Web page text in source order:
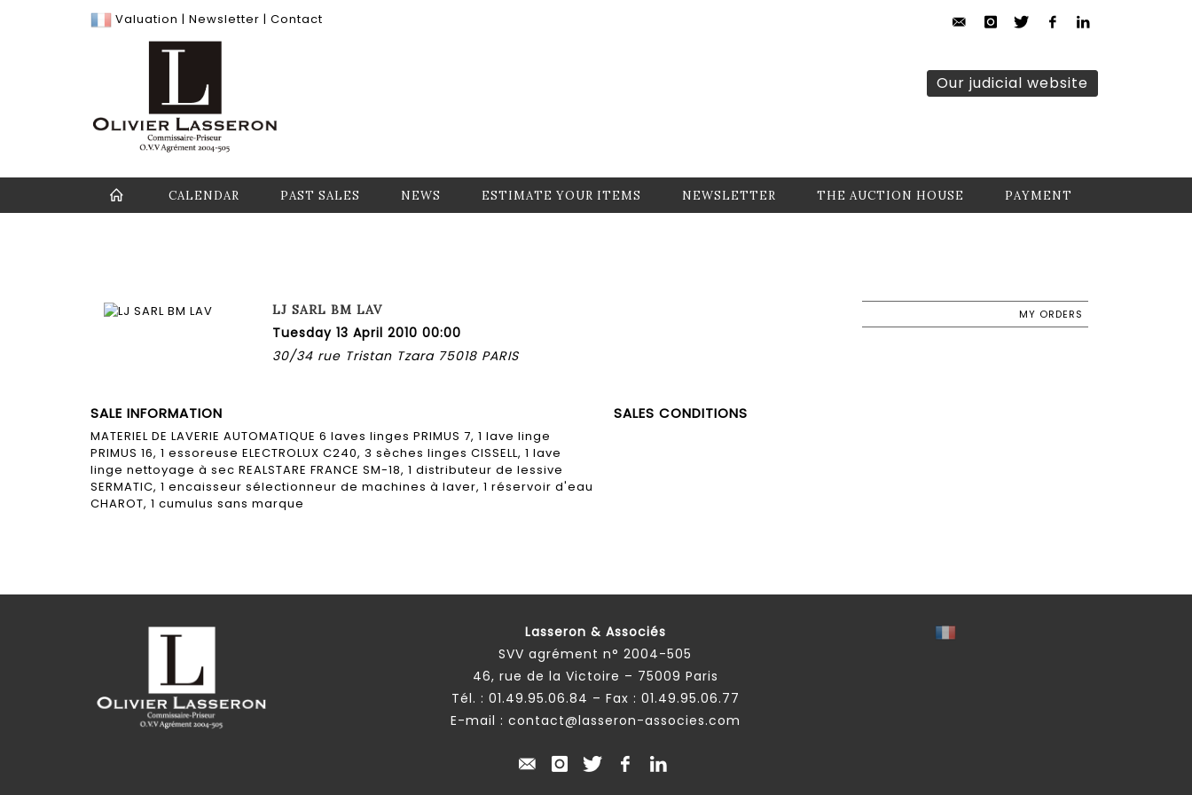
Valuation | Newsletter | Contact
Our judicial website
CALENDAR PAST SALES NEWS ESTIMATE YOUR ITEMS NEWSLETTER THE AUCTION HOUSE PAYMENT
LJ SARL BM LAV
Tuesday 13 April 2010 00:00
30/34 rue Tristan Tzara 75018 PARIS
MY ORDERS
SALE INFORMATION
MATERIEL DE LAVERIE AUTOMATIQUE 6 laves linges PRIMUS 7, 1 lave linge
PRIMUS 16, 1 essoreuse ELECTROLUX C240, 3 sèches linges CISSELL, 1 lave
linge nettoyage à sec REALSTARE FRANCE SM-18, 1 distributeur de lessive
SERMATIC, 1 encaisseur sélectionneur de machines à laver, 1 réservoir d'eau
CHAROT, 1 cumulus sans marque
SALES CONDITIONS
Lasseron & Associés
SVV agrément n° 2004-505
46, rue de la Victoire – 75009 Paris
Tél. : 01.49.95.06.84 – Fax : 01.49.95.06.77
E-mail : contact@lasseron-associes.com